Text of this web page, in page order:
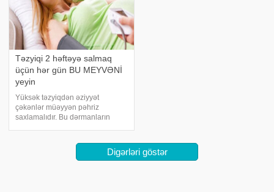
Təzyiqi 2 həftəyə salmaq
üçün hər gün BU MEYVƏNİ
yeyin
Yüksək təzyiqdən əziyyət
çəkənlər müəyyən pəhriz
saxlamalıdır. Bu dərmanların
məhsulları təzyiqi tənzimləməkdə
çempion sayılır. Belə
Digərləri göstər